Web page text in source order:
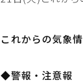
これからの気象情
◆警報・注意報